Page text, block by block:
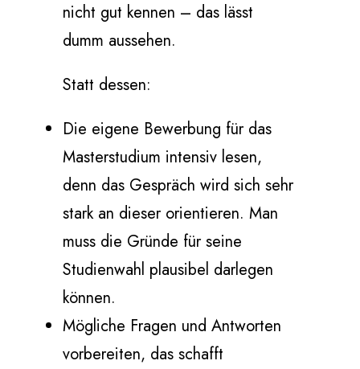
nicht gut kennen – das lässt
dumm aussehen.
Statt dessen:
Die eigene Bewerbung für das
Masterstudium intensiv lesen,
denn das Gespräch wird sich sehr
stark an dieser orientieren. Man
muss die Gründe für seine
Studienwahl plausibel darlegen
können.
Mögliche Fragen und Antworten
vorbereiten, das schafft